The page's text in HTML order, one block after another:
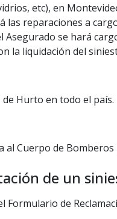
etc), en
reparaciones a
Asegurado se hará
la liquidación del
Hurto en todo el país.
al Cuerpo de
de un
de